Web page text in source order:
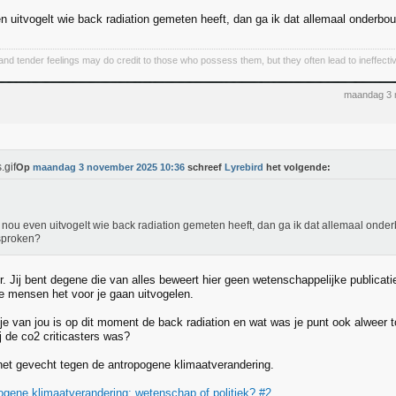
uitvogelt wie back radiation gemeten heeft, dan ga ik dat allemaal
tender feelings may do credit to those who possess them, but they often lead to
maandag 3
Op maandag 3 november 2025 10:36 schreef Lyrebird het volgende:
even uitvogelt wie back radiation gemeten heeft, dan ga ik dat allemaal
Jij bent degene die van alles beweert hier geen wetenschappelijke
mensen het voor je gaan uitvogelen.
van jou is op dit moment de back radiation en wat was je punt ook alweer
de co2 criticasters was?
gevecht tegen de antropogene klimaatverandering.
klimaatverandering: wetenschap of politiek? #2